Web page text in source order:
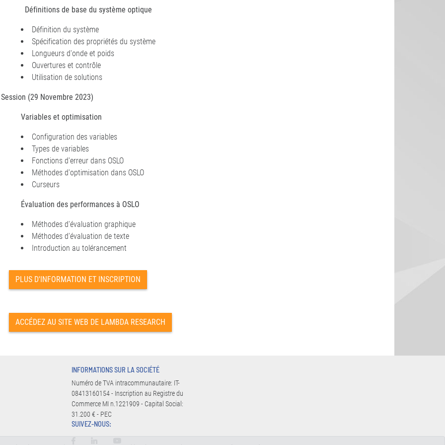
Définitions de base du système optique
Définition du système
Spécification des propriétés du système
Longueurs d'onde et poids
Ouvertures et contrôle
Utilisation de solutions
Session (29 Novembre 2023)
Variables et optimisation
Configuration des variables
Types de variables
Fonctions d'erreur dans OSLO
Méthodes d'optimisation dans OSLO
Curseurs
Évaluation des performances à OSLO
Méthodes d'évaluation graphique
Méthodes d'évaluation de texte
Introduction au tolérancement
PLUS D'INFORMATION ET INSCRIPTION
ACCÉDEZ AU SITE WEB DE LAMBDA RESEARCH
INFORMATIONS SUR LA SOCIÉTÉ
Numéro de TVA intracommunautaire: IT-
08413160154 - Inscription au Registre du
Commerce MI n.1221909 - Capital Social:
31.200 € - PEC
SUIVEZ-NOUS: